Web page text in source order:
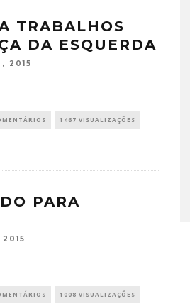
TRABALHOS
DA ESQUERDA
2015
1467 VISUALIZAÇÕES
PARA
1008 VISUALIZAÇÕES